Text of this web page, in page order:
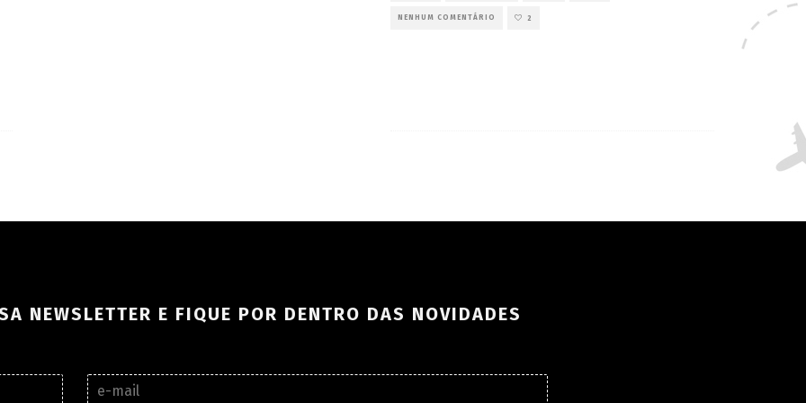
NENHUM COMENTÁRIO 2
NEWSLETTER E FIQUE POR DENTRO DAS NOVIDADES
E